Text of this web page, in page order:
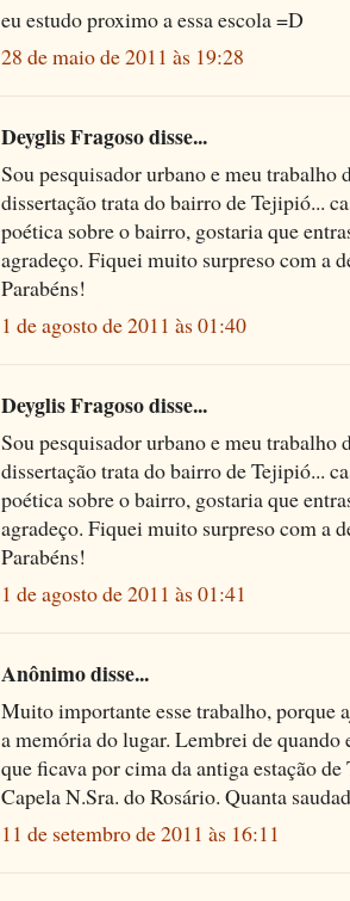
eu estudo proximo a essa escola =D
28 de maio de 2011 às 19:28
Deyglis Fragoso disse...
Sou pesquisador urbano e meu trabalho
dissertação trata do bairro de Tejipió...
poética sobre o bairro, gostaria que
agradeço. Fiquei muito surpreso com a
Parabéns!
1 de agosto de 2011 às 01:40
Deyglis Fragoso disse...
Sou pesquisador urbano e meu trabalho
dissertação trata do bairro de Tejipió...
poética sobre o bairro, gostaria que
agradeço. Fiquei muito surpreso com a
Parabéns!
1 de agosto de 2011 às 01:41
Anônimo disse...
Muito importante esse trabalho, porque
a memória do lugar. Lembrei de quando
que ficava por cima da antiga estação
Capela N.Sra. do Rosário. Quanta
11 de setembro de 2011 às 16:11